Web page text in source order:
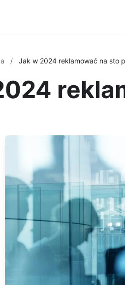
/ Jak w 2024 reklamować na sto